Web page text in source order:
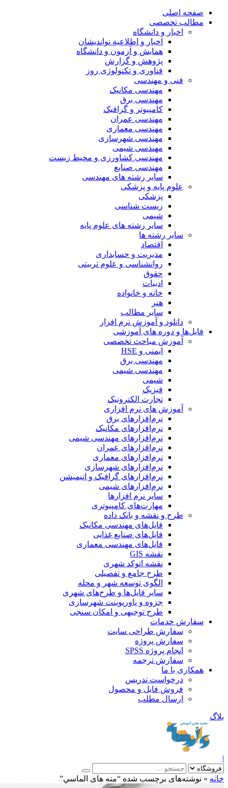
صفحه اصلی
مطالب تخصصی
اخبار و دانشگاه
اخبار و اطلاعیه نواندیشان
همایش و آزمون و دانشگاه
پژوهش و گزارش
فناوری و تکنولوژی روز
فنی و مهندسی
مهندسی مکانیک
مهندسی برق
کامپیوتر و گرافیک
مهندسی عمران
مهندسی معماری
مهندسی شهرسازی
مهندسی شیمی
مهندسی کشاورزی و محیط زیست
مهندسی صنایع
سایر رشته های مهندسی
علوم پایه و پزشکی
پزشکی
زیست شناسی
شیمی
سایر رشته های علوم پایه
سایر رشته ها
اقتصاد
مدیریت و حسابداری
روانشناسی و علوم تربیتی
حقوق
ادبیات
خانه و خانواده
هنر
سایر مطالب
دانلود و آموزش نرم افزار
فایل‌ها و دوره های آموزشی
آموزش مباحث تخصصی
ایمنی و HSE
مهندسی برق
مهندسی شیمی
شیمی
فیزیک
تجارت الکترونیک
آموزش های نرم افزاری
نرم‌افزارهای برق
نرم‌افزارهای مکانیک
نرم‌افزارهای مهندسی شیمی
نرم‌افزارهای عمران
نرم‌افزارهای معماری
نرم‌افزارهای شهرسازی
نرم‌افزارهای گرافیک و انیمیشن
نرم‌افزارهای شیمی
سایر نرم افزارها
مهارت‌های کامپیوتری
طرح و نقشه و بانک داده
فایل‌های مهندسی مکانیک
فایل‌های صنایع غذایی
فایل‌های مهندسی معماری
نقشه GIS
نقشه اتوکد شهری
طرح جامع و تفصیلی
الگوی توسعه شهر و محله
سایر فایل‌ها و طرح‌های شهری
جزوه و پاورپوینت شهرسازی
طرح توجیهی و امکان سنجی
سفارش خدمات
سفارش طراحی سایت
سفارش پروژه
انجام پروژه SPSS
سفارش ترجمه
همکاری با ما
درخواست تدریس
فروش فایل و محصول
ارسال مطلب
»نوشته‌های برچسب شده “مته های الماسي”